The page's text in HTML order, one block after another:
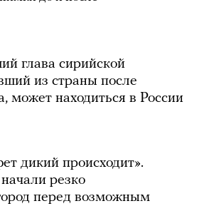
глава сирийской
из страны после
может находиться в России
дикий происходит».
резко
перед возможным